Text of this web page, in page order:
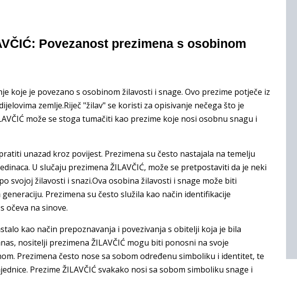
Povezanost prezimena s osobinom
koje je povezano s osobinom žilavosti i snage. Ovo prezime potječe iz
zemlje.Riječ "žilav" se koristi za opisivanje nečega što je
može se stoga tumačiti kao prezime koje nosi osobnu snagu i
unazad kroz povijest. Prezimena su često nastajala na temelju
U slučaju prezimena ŽILAVČIĆ, može se pretpostaviti da je neki
svojoj žilavosti i snazi.Ova osobina žilavosti i snage može biti
Prezimena su često služila kao način identifikacije
očeva na sinove.
kao način prepoznavanja i povezivanja s obitelji koja je bila
nositelji prezimena ŽILAVČIĆ mogu biti ponosni na svoje
Prezimena često nose sa sobom određenu simboliku i identitet, te
Prezime ŽILAVČIĆ svakako nosi sa sobom simboliku snage i